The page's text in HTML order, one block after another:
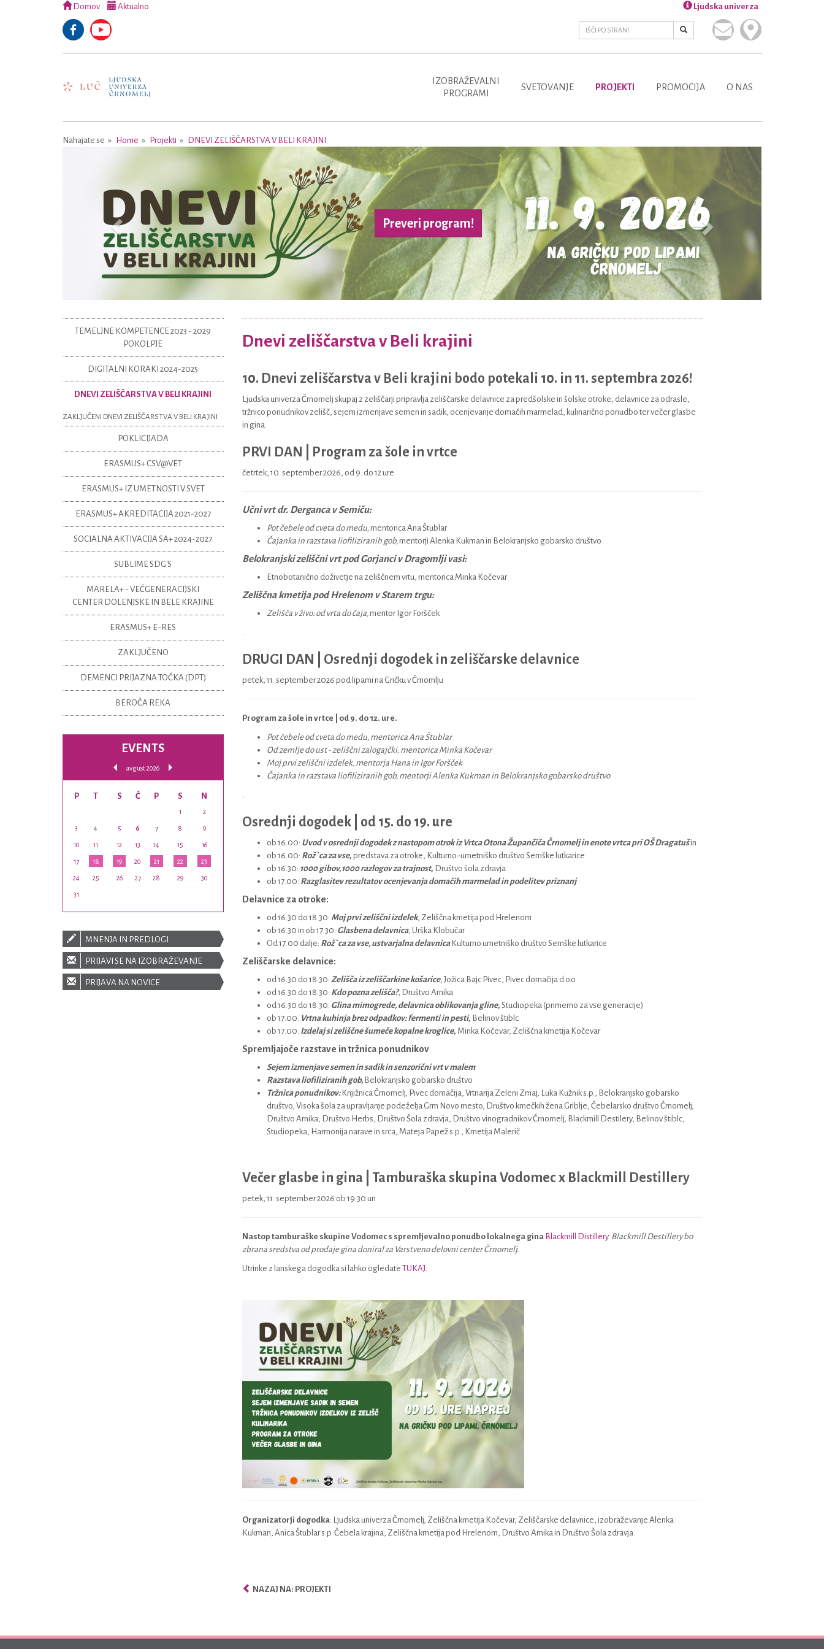
Domov Aktualno Ljudska univerza
IZOBRAŽEVALNI
PROGRAMI
SVETOVANJE PROJEKTI PROMOCIJA O NAS
Nahajate se Home Projekti DNEVI ZELIŠČARSTVA V BELI KRAJINI
Preveri program!
Dnevi zeliščarstva v Beli krajini
10. Dnevi zeliščarstva v Beli krajini bodo potekali 10. in 11. septembra 2026!
Ljudska univerza Črnomelj skupaj z zeliščarji pripravlja zeliščarske delavnice za predšolske in šolske otroke, delavnice za odrasle,
tržnico ponudnikov zelišč, sejem izmenjave semen in sadik, ocenjevanje domačih marmelad, kulinarično ponudbo ter večer glasbe
in gina.
PRVI DAN | Program za šole in vrtce
četrtek, 10. september 2026, od 9. do 12.ure
Učni vrt dr. Derganca v Semiču:
Pot čebele od cveta do medu,mentorica Ana Štublar
Čajanka in razstava liofiliziranih gob,mentorji Alenka Kukman in Belokranjsko gobarsko društvo
Belokranjski zeliščni vrt pod Gorjanci v Dragomlji vasi:
Etnobotanično doživetje na zeliščnem vrtu, mentorica Minka Kočevar
Zeliščna kmetija pod Hrelenom v Starem trgu:
Zelišča v živo: od vrta do čaja,mentor Igor Foršček
.
DRUGI DAN | Osrednji dogodek in zeliščarske delavnice
petek, 11. september 2026 pod lipami na Gričku v Črnomlju
Program za šole in vrtce | od 9. do 12. ure.
Pot čebele od cveta do medu, mentorica Ana Štublar
Od zemlje do ust - zeliščni zalogajčki, mentorica Minka Kočevar
Moj prvi zeliščni izdelek, mentorja Hana in Igor Foršček
Čajanka in razstava liofiliziranih gob, mentorji Alenka Kukman in Belokranjsko gobarsko društvo
.
Osrednji dogodek | od 15. do 19. ure
ob 16.00: Uvod v osrednji dogodek z nastopom otrok iz Vrtca Otona Župančiča Črnomelj in enote vrtca pri OŠ Dragatušin
ob 16.00: Rož`ca za vse, predstava za otroke, Kulturno-umetniško društvo Semške lutkarice
ob 16.30: 1000 gibov, 1000 razlogov za trajnost, Društvo šola zdravja
ob 17.00: Razglasitev rezultatov ocenjevanja domačih marmelad in podelitev priznanj
Delavnice za otroke:
od 16.30 do 18.30: Moj prvi zeliščni izdelek, Zeliščna kmetija pod Hrelenom
ob 16.30 in ob 17.30: Glasbena delavnica, Urška Klobučar
Od 17.00 dalje: Rož`ca za vse, ustvarjalna delavnicaKulturno umetniško društvo Semške lutkarice
Zeliščarske delavnice:
od 16.30 do 18.30: Zelišča iz zeliščarkine košarice, Jožica Bajc Pivec, Pivec domačija d.o.o.
od 16.30 do 18.30: Kdo pozna zelišča?, Društvo Arnika
od 16.30 do 18.30: Glina mimogrede, delavnica oblikovanja gline, Studiopeka (primerno za vse generacije)
ob 17.00: Vrtna kuhinja brez odpadkov: fermenti in pesti, Belinov štiblc
ob 17.00: Izdelaj si zeliščne šumeče kopalne kroglice, Minka Kočevar, Zeliščna kmetija Kočevar
Spremljajoče razstave in tržnica ponudnikov
Sejem izmenjave semen in sadik in senzorični vrt v malem
Razstava liofiliziranih gob,Belokranjsko gobarsko društvo
Tržnica ponudnikov:Knjižnica Črnomelj, Pivec domačija, Vrtnarija Zeleni Zmaj, Luka Kužnik s.p., Belokranjsko gobarsko
društvo, Visoka šola za upravljanje podeželja Grm Novo mesto, Društvo kmečkih žena Griblje, Čebelarsko društvo Črnomelj,
Društvo Arnika, Društvo Herbs, Društvo Šola zdravja, Društvo vinogradnikov Črnomelj, Blackmill Destilery, Belinov štiblc,
Studiopeka, Harmonija narave in srca, Mateja Papež s.p., Kmetija Malerič.
.
Večer glasbe in gina | Tamburaška skupina Vodomec x Blackmill Destillery
petek, 11. september 2026 ob 19.30 uri
Nastop tamburaške skupine Vodomec s spremljevalno ponudbo lokalnega gina Blackmill Distillery. Blackmill Destillery bo
zbrana sredstva od prodaje gina doniral za Varstveno delovni center Črnomelj.
Utrinke z lanskega dogodka si lahko ogledate TUKAJ.
.
Organizatorji dogodka: Ljudska univerza Črnomelj, Zeliščna kmetija Kočevar, Zeliščarske delavnice, izobraževanje Alenka
Kukman, Anica Štublar s.p. Čebela krajina, Zeliščna kmetija pod Hrelenom, Društvo Arnika in Društvo Šola zdravja.
NAZAJ NA: PROJEKTI
TEMELJNE KOMPETENCE 2023 - 2029
POKOLPJE
DIGITALNI KORAKI 2024-2025
DNEVI ZELIŠČARSTVA V BELI KRAJINI
ZAKLJUČENI DNEVI ZELIŠČARSTVA V BELI KRAJINI
POKLICIJADA
ERASMUS+ CSV@VET
ERASMUS+ IZ UMETNOSTI V SVET
ERASMUS+ AKREDITACIJA 2021-2027
SOCIALNA AKTIVACIJA SA+ 2024-2027
SUBLIME SDG'S
MARELA+ - VEČGENERACIJSKI
CENTER DOLENJSKE IN BELE KRAJINE
ERASMUS+ E-RES
ZAKLJUČENO
DEMENCI PRIJAZNA TOČKA (DPT)
BEROČA REKA
EVENTS
avgust 2026
P T S Č P S N
1 2
3 4 5 6 7 8 9
10 11 12 13 14 15 16
17 18 19 20 21 22 23
24 25 26 27 28 29 30
31
MNENJA IN PREDLOGI
PRIJAVI SE NA IZOBRAŽEVANJE
PRIJAVA NA NOVICE